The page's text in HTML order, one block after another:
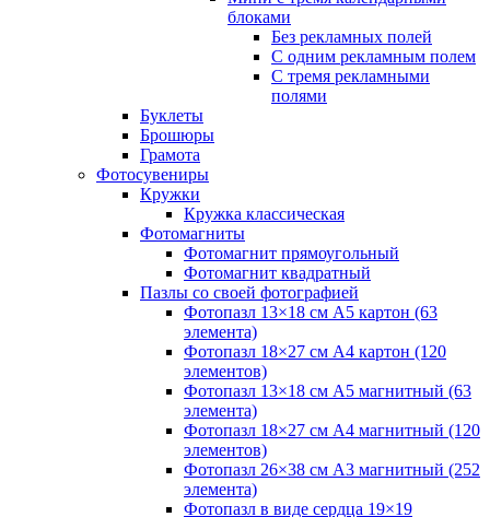
блоками
Без рекламных полей
С одним рекламным полем
С тремя рекламными
полями
Буклеты
Брошюры
Грамота
Фотосувениры
Кружки
Кружка классическая
Фотомагниты
Фотомагнит прямоугольный
Фотомагнит квадратный
Пазлы со своей фотографией
Фотопазл 13×18 см А5 картон (63
элемента)
Фотопазл 18×27 см А4 картон (120
элементов)
Фотопазл 13×18 см А5 магнитный (63
элемента)
Фотопазл 18×27 см А4 магнитный (120
элементов)
Фотопазл 26×38 см А3 магнитный (252
элемента)
Фотопазл в виде сердца 19×19